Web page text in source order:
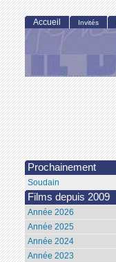
Accueil Invités
Prochainement
Soudain
Films depuis 2009
Année 2026
Année 2025
Année 2024
Année 2023